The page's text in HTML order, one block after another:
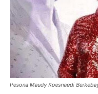
Pesona Maudy Koesnaedi